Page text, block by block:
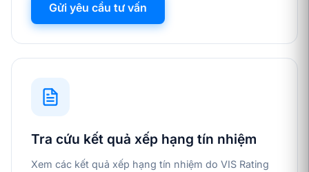
Gửi yêu cầu tư vấn
Tra cứu kết quả xếp hạng tín nhiệm
Xem các kết quả xếp hạng tín nhiệm do VIS Rating